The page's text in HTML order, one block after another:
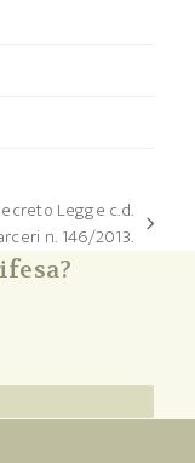
Legge c.d.
n. 146/2013.